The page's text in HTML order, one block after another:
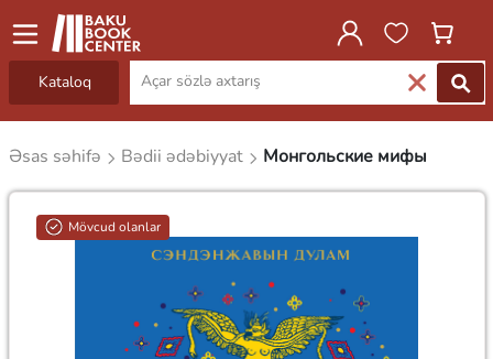
Kataloq
Əsas səhifə Bədii ədəbiyyat Монгольские мифы
Mövcud olanlar